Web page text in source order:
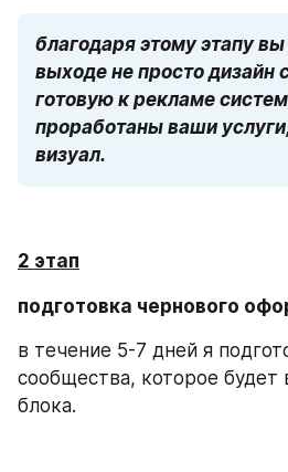
благодаря этому этапу
выходе не просто дизайн
готовую к рекламе
проработаны ваши
визуал.
2 этап
подготовка чернового
в течение 5-7 дней я
сообщества, которое будет
блока.